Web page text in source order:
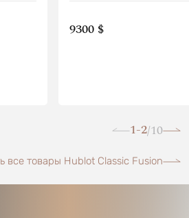
9300 $
1-2/10
все товары Hublot Classic Fusion